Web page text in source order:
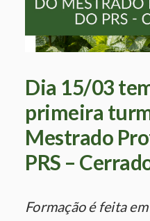
Dia 15/03
primeira
Mestrado
PRS –
Formação é feita